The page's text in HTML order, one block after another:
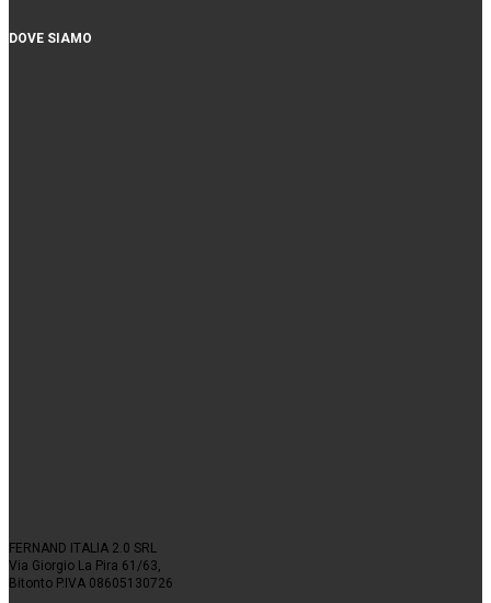
DOVE SIAMO
FERNAND ITALIA 2.0 SRL
Via Giorgio La Pira 61/63,
Bitonto P.IVA 08605130726